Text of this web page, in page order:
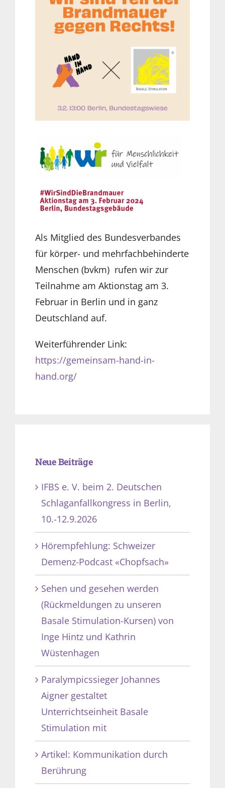
Als Mitglied des Bundesverbandes
für körper- und mehrfachbehinderte
Menschen (bvkm) rufen wir zur
Teilnahme am Aktionstag am 3.
Februar in Berlin und in ganz
Deutschland auf.
Weiterführender Link:
https://gemeinsam-hand-in-
hand.org/
Neue Beiträge
IFBS e. V. beim 2. Deutschen
Schlaganfallkongress in Berlin,
10.-12.9.2026
Hörempfehlung: Schweizer
Demenz-Podcast «Chopfsach»
Sehen und gesehen werden
(Rückmeldungen zu unseren
Basale Stimulation-Kursen) von
Inge Hintz und Kathrin
Wüstenhagen
Paralympicssieger Johannes
Aigner gestaltet
Unterrichtseinheit Basale
Stimulation mit
Artikel: Kommunikation durch
Berührung